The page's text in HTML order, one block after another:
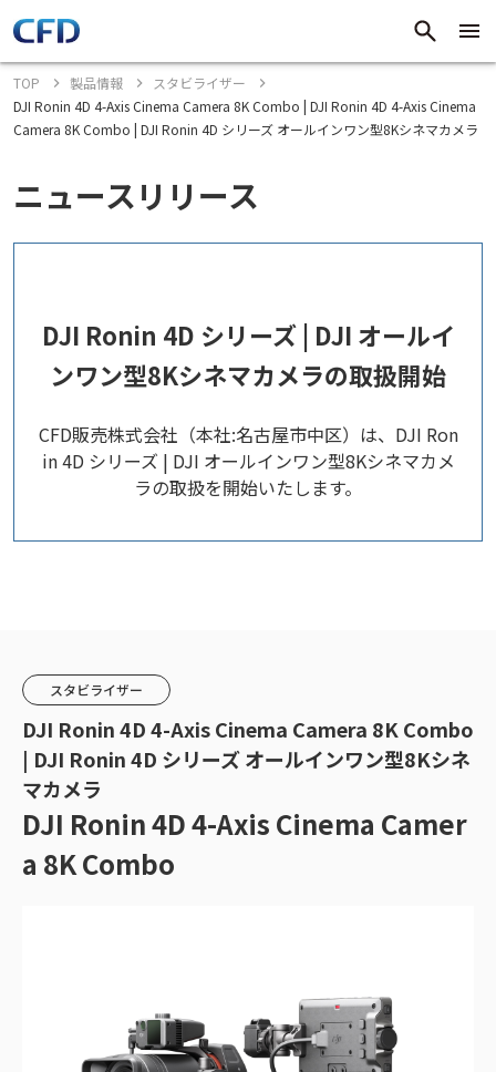
TOP 製品情報
スタビライザー
DJI Ronin 4D 4-Axis Cinema Camera 8K Combo | DJI Ronin 4D 4-Axis Cinema
Camera 8K Combo | DJI Ronin 4D シリーズ オールインワン型8Kシネマカメラ
ニュースリリース
DJI Ronin 4D シリーズ | DJI オールイ
ンワン型8Kシネマカメラの取扱開始
CFD販売株式会社（本社:名古屋市中区）は、DJI Ron
in 4D シリーズ | DJI オールインワン型8Kシネマカメ
ラの取扱を開始いたします。
スタビライザー
DJI Ronin 4D 4-Axis Cinema Camera 8K Combo
| DJI Ronin 4D シリーズ オールインワン型8Kシネ
マカメラ
DJI Ronin 4D 4-Axis Cinema Camer
a 8K Combo